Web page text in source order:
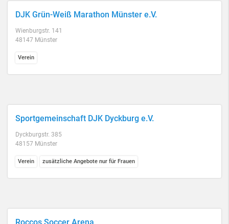
DJK Grün-Weiß Marathon Münster e.V.
Wienburgstr. 141
48147 Münster
Verein
Sportgemeinschaft DJK Dyckburg e.V.
Dyckburgstr. 385
48157 Münster
Verein zusätzliche Angebote nur für Frauen